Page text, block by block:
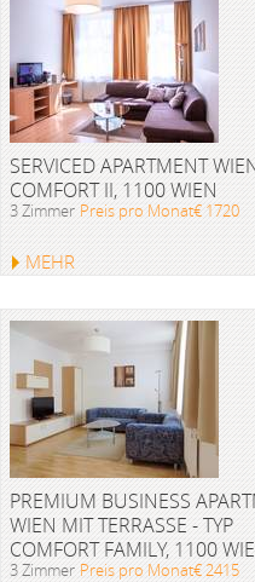
SERVICED APARTMENT
COMFORT II, 1100 WIEN
3 Zimmer Preis pro Monat€ 1720
MEHR
PREMIUM BUSINESS
WIEN MIT TERRASSE - TYP
COMFORT FAMILY, 1100
3 Zimmer Preis pro Monat€ 2415